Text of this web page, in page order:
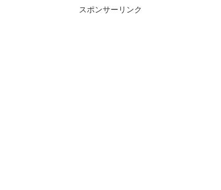
スポンサーリンク